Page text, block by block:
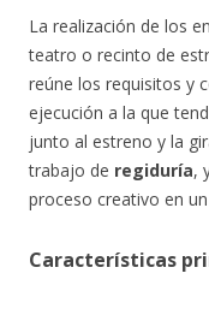
La realización de los
teatro o recinto de
reúne los requisitos y
ejecución a la que
junto al estreno y la
trabajo de regiduría,
proceso creativo en
Características